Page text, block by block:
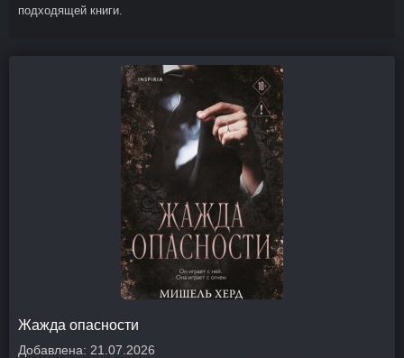
подходящей книги.
Жажда опасности
Добавлена: 21.07.2026